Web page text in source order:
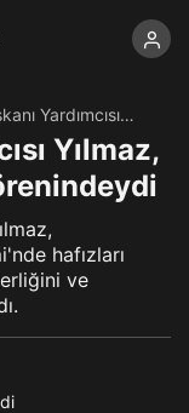
Yardımcısı
Hafızlık
Yılmaz,
hafızları
ve